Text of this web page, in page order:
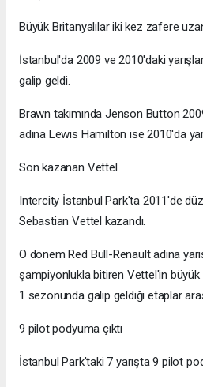
Büyük Britanyalılar iki kez zafere
İstanbul'da 2009 ve 2010'daki
galip geldi.
Brawn takımında Jenson Button
adına Lewis Hamilton ise 2010'da
Son kazanan Vettel
Intercity İstanbul Park'ta 2011'de
Sebastian Vettel kazandı.
O dönem Red Bull-Renault adına
şampiyonlukla bitiren Vettel'in
1 sezonunda galip geldiği etaplar
9 pilot podyuma çıktı
İstanbul Park'taki 7 yarışta 9 pilot